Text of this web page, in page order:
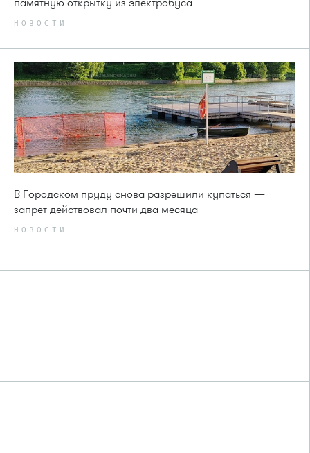
НОВОСТИ
В Городском пруду снова разрешили купаться —
запрет действовал почти два месяца
НОВОСТИ